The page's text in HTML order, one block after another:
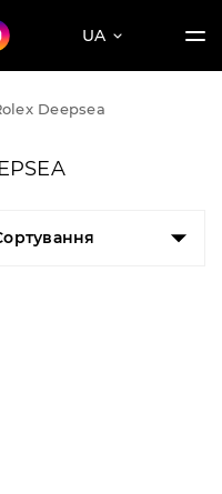
UA
Deepsea